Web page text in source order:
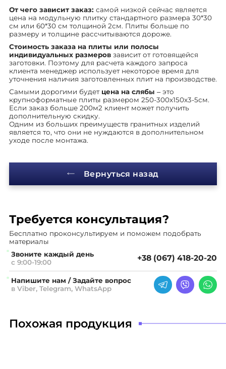
От чего зависит заказ: самой низкой сейчас является
цена на модульную плитку стандартного размера 30*30
см или 60*30 см толщиной 2см. Плиты больше по
размеру и толщине рассчитываются дороже.
Стоимость заказа на плиты или полосы
индивидуальных размеров зависит от готовящейся
заготовки. Поэтому для расчета каждого запроса
клиента менеджер использует некоторое время для
уточнения наличия заготовленных плит на производстве.
Самыми дорогими будет цена на слябы – это
крупноформатные плиты размером 250-300х150х3-5см.
Если заказ больше 200м2 клиент может получить
дополнительную скидку.
Одним из больших преимуществ гранитных изделий
является то, что они не нуждаются в дополнительном
уходе после монтажа.
Вернуться назад
Требуется консультация?
Бесплатно проконсультируем и поможем подобрать
материалы
Звоните каждый день
с 9:00-19:00
+38 (067) 418-20-20
Напишите нам / Задайте вопрос
в Viber, Telegram, WhatsApp
Похожая продукция